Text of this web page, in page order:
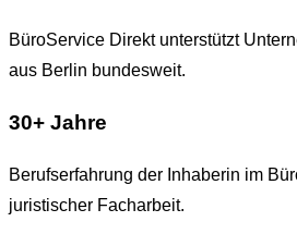
BüroService Direkt unterstützt
aus Berlin bundesweit.
30+ Jahre
Berufserfahrung der Inhaberin im
juristischer Facharbeit.